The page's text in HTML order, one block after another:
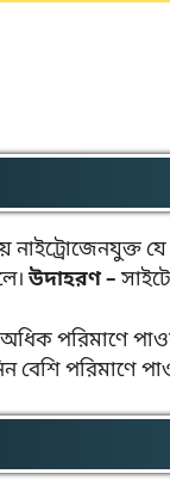
উদাহরণ –
পরিমাণে
বেশি পরিমাণে